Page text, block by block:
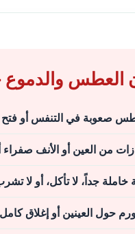
والدموع
صعوبة في التنفس أو فتح
من العين أو الأنف
خاملة جداً، لا تأكل، أو لا
حول العينين أو إغلاق كامل